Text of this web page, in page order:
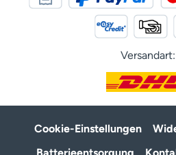
Versandart:
Cookie-Einstellungen